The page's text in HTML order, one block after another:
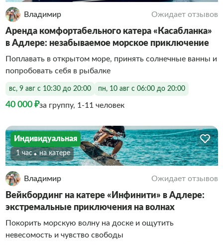
Владимир Ожидает отзывов
Аренда комфортабельного катера «Касабланка»
в Адлере: незабываемое морское приключение
Поплавать в открытом море, принять солнечные ванны и
попробовать себя в рыбалке
вс, 9 авг с 10:30 до 20:00 пн, 10 авг с 06:00 до 20:00
40 000 ₽за группу, 1-11 человек
Индивидуальная
1 час На катере
Владимир Ожидает отзывов
Вейкбординг на катере «Инфинити» в Адлере:
экстремальные приключения на волнах
Покорить морскую волну на доске и ощутить
невесомость и чувство свободы